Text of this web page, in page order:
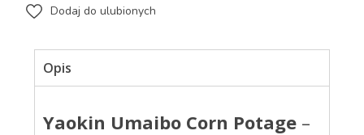
Dodaj do ulubionych
Opis
Yaokin Umaibo Corn Potage –